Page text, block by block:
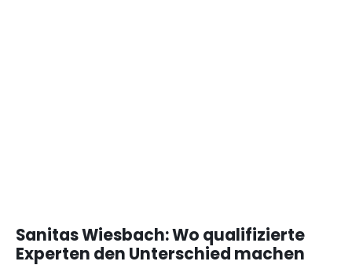
Sanitas Wiesbach: Wo qualifizierte
Experten den Unterschied machen